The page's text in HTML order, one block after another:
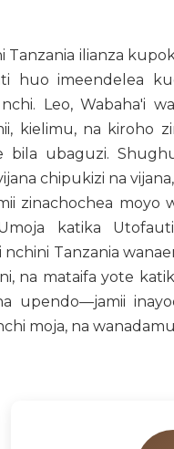
Tanzania ilianza
huo imeendelea
Leo, Wabaha'i
kielimu, na kiroho
bila ubaguzi.
chipukizi na
zinachochea moyo
katika
nchini Tanzania
na mataifa yote
upendo—jamii
moja, na